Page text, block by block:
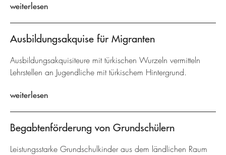
weiterlesen
Ausbildungsakquise für Migranten
Ausbildungsakquisiteure mit türkischen Wurzeln vermitteln
Lehrstellen an Jugendliche mit türkischem Hintergrund.
weiterlesen
Begabtenförderung von Grundschülern
Leistungsstarke Grundschulkinder aus dem ländlichen Raum